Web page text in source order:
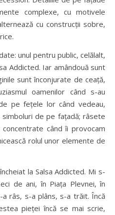
complexe, cu motivele
cu construcții sobre,
unul pentru public, celălalt,
Addicted. Iar amândouă sunt
sunt înconjurate de ceață,
oamenilor când s-au
pe fețele lor când vedeau,
de pe fațadă; râsete
când îi provocam
rolul unor elemente de
la Salsa Addicted. Mi s-
de ani, în Piața Plevnei, în
râs, s-a plâns, s-a trăit. Încă
pieței încă se mai scrie,